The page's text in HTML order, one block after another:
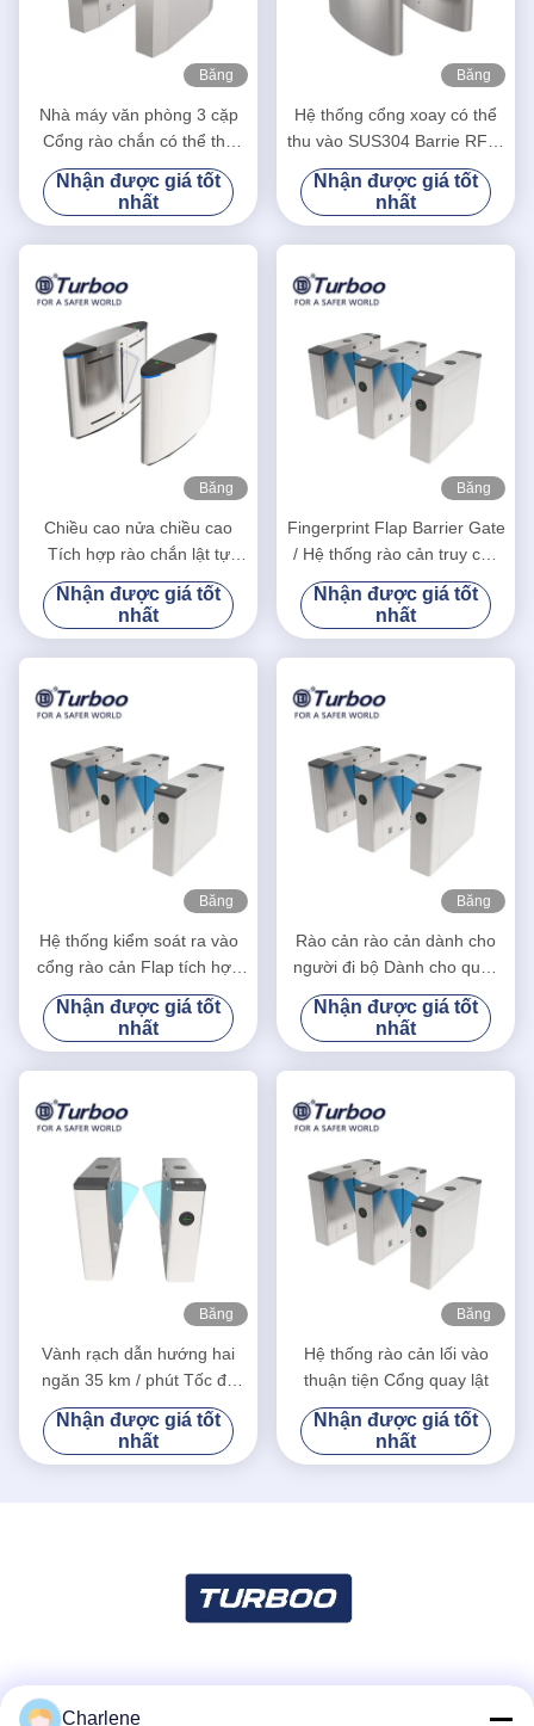
Băng
Nhà máy văn phòng 3 cặp
Cổng rào chắn có thể thu
vào được thiết kế tự động
Nhận được giá tốt
nhất
Băng
Hệ thống cổng xoay có thể
thu vào SUS304 Barrie RFID
chiều cao vòng eo
Nhận được giá tốt
nhất
Băng
Chiều cao nửa chiều cao
Tích hợp rào chắn lật tự
động với tính năng nhận
dạng khuôn mặt
Nhận được giá tốt
nhất
Băng
Fingerprint Flap Barrier Gate
/ Hệ thống rào cản truy cập
Chức năng Tự động Thiết
lập lại
Nhận được giá tốt
nhất
Băng
Hệ thống kiểm soát ra vào
cổng rào cản Flap tích hợp
đầu đọc thẻ RFID và máy
quét QR
Nhận được giá tốt
nhất
Băng
Rào cản rào cản dành cho
người đi bộ Dành cho quản
lý an ninh trong nhà và ngoài
trời
Nhận được giá tốt
nhất
Băng
Vành rạch dẫn hướng hai
ngăn 35 km / phút Tốc độ
chuyển tiếp
Nhận được giá tốt
nhất
Băng
Hệ thống rào cản lối vào
thuận tiện Cổng quay lật
Nhận được giá tốt
nhất
Charlene